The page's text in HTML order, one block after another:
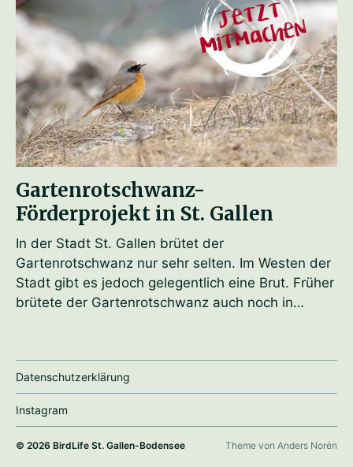
Gartenrotschwanz-
Förderprojekt in St. Gallen
In der Stadt St. Gallen brütet der
Gartenrotschwanz nur sehr selten. Im Westen der
Stadt gibt es jedoch gelegentlich eine Brut. Früher
brütete der Gartenrotschwanz auch noch in…
Datenschutzerklärung
Instagram
© 2026 BirdLife St. Gallen-Bodensee Theme von Anders Norén